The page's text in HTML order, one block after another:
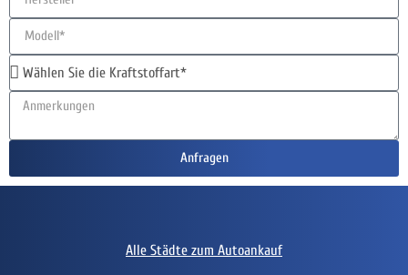
Anfragen
Alle Städte zum Autoankauf